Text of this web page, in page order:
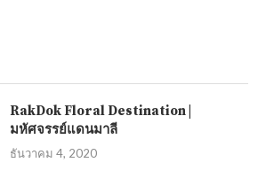
RakDok Floral Destination |
มหัศจรรย์แดนมาลี
ธันวาคม 4, 2020